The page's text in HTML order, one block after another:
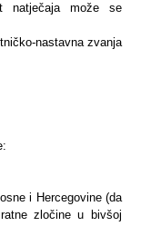
natječaja može se
nastavna zvanja
i Hercegovine (da
zločine u bivšoj